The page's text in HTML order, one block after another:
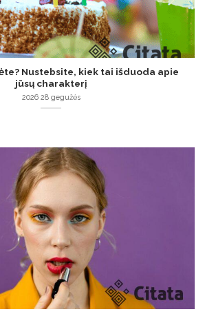
Nustebsite, kiek tai išduoda apie
jūsų charakterį
2026 28 gegužės